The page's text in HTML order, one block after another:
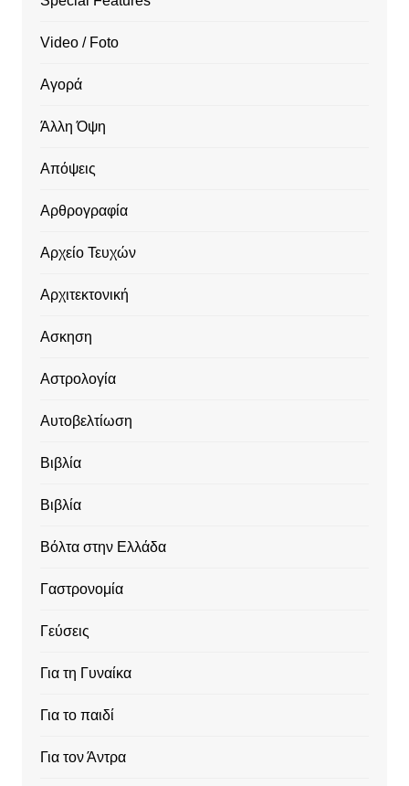
Video / Foto
Αγορά
Άλλη Όψη
Απόψεις
Αρθρογραφία
Αρχείο Τευχών
Αρχιτεκτονική
Ασκηση
Αστρολογία
Αυτοβελτίωση
Βιβλία
Βιβλία
Βόλτα στην Ελλάδα
Γαστρονομία
Γεύσεις
Για τη Γυναίκα
Για το παιδί
Για τον Άντρα